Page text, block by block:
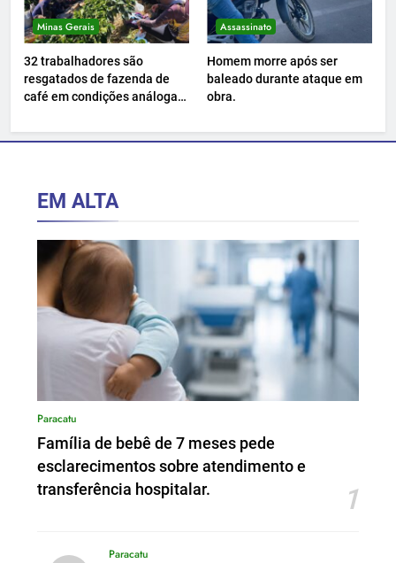
Minas Gerais
32 trabalhadores são
resgatados de fazenda de
café em condições análogas
Assassinato
Homem morre após ser
baleado durante ataque em
obra.
EM ALTA
Paracatu
Família de bebê de 7 meses pede
esclarecimentos sobre atendimento e
transferência hospitalar.
1
Paracatu